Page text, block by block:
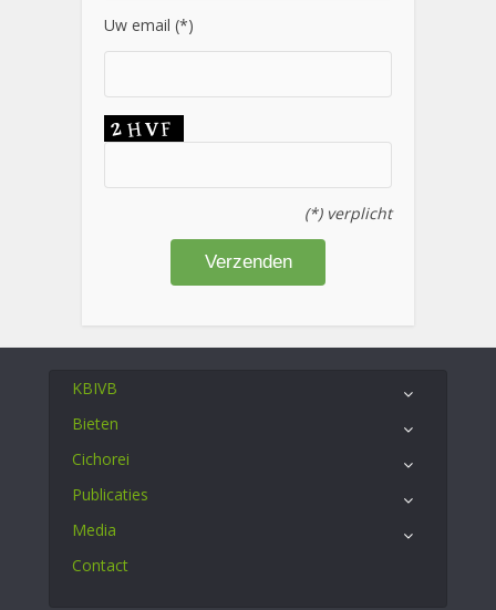
Uw email (*)
(*) verplicht
KBIVB
Bieten
Cichorei
Publicaties
Media
Contact